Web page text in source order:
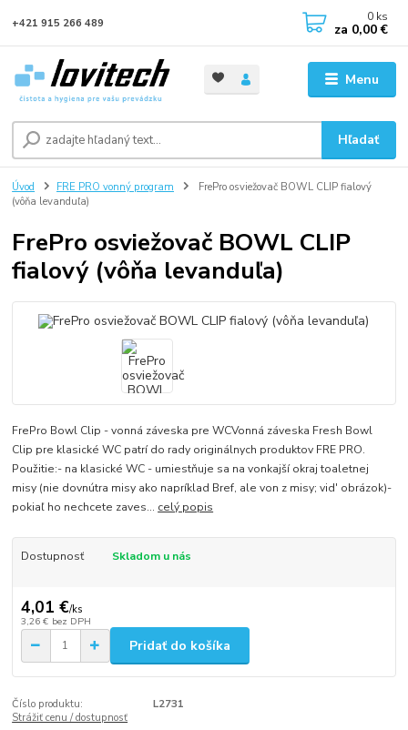
Menu
Hľadať
+421 915 266 489 0 ks
za 0,00 €
Úvod FRE PRO vonný program
FrePro osviežovač BOWL CLIP fialový
(vôňa levanduľa)
FrePro osviežovač BOWL CLIP
fialový (vôňa levanduľa)
FrePro Bowl Clip - vonná záveska pre WCVonná záveska Fresh Bowl
Clip pre klasické WC patrí do rady originálnych produktov FRE PRO.
Použitie:- na klasické WC - umiestňuje sa na vonkajší okraj toaletnej
misy (nie dovnútra misy ako napríklad Bref, ale von z misy; vid' obrázok)-
pokiaľ ho nechcete zaves... celý popis
Dostupnosť Skladom u nás
4,01 €/ks
3,26 € bez DPH
Pridať do košíka
Číslo produktu:
L2731
Strážiť cenu / dostupnosť